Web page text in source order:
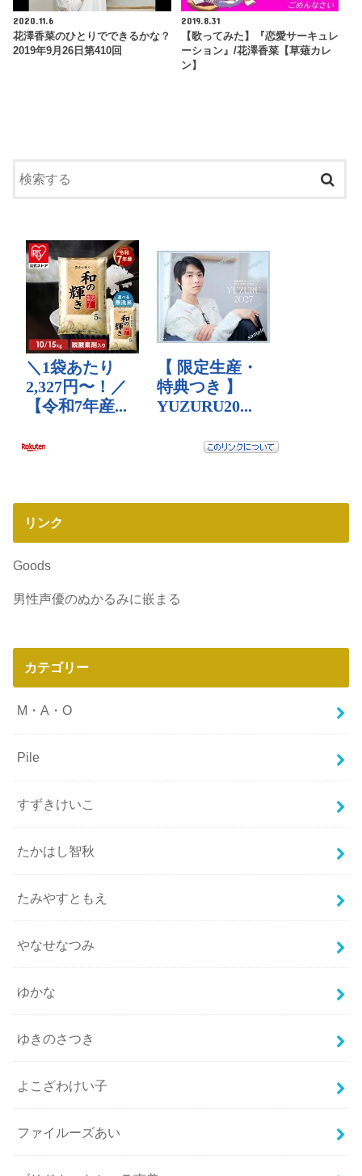
2020.11.6
花澤香菜のひとりでできるかな？
2019年9月26日第410回
2019.8.31
【歌ってみた】『恋愛サーキュレ
ーション』/花澤香菜【草薙カレ
ン】
リンク
Goods
男性声優のぬかるみに嵌まる
カテゴリー
M・A・O
Pile
すずきけいこ
たかはし智秋
たみやすともえ
やなせなつみ
ゆかな
ゆきのさつき
よこざわけい子
ファイルーズあい